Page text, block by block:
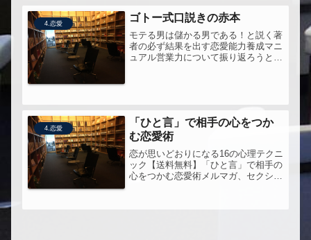
く心理学的な理論に基づくであろう深
い...
4.恋愛 ゴトー式口説きの赤本
モテる男は儲かる男である！と説く著
者の必ず結果を出す恋愛能力養成マニ
ュアル営業力について振り返ろうと思
4.恋愛
「ひと言」で相手の心をつか
む恋愛術
恋が思いどおりになる16の心理テクニ
ック【送料無料】「ひと言」で相手の
心をつかむ恋愛術メルマガ、セクシー